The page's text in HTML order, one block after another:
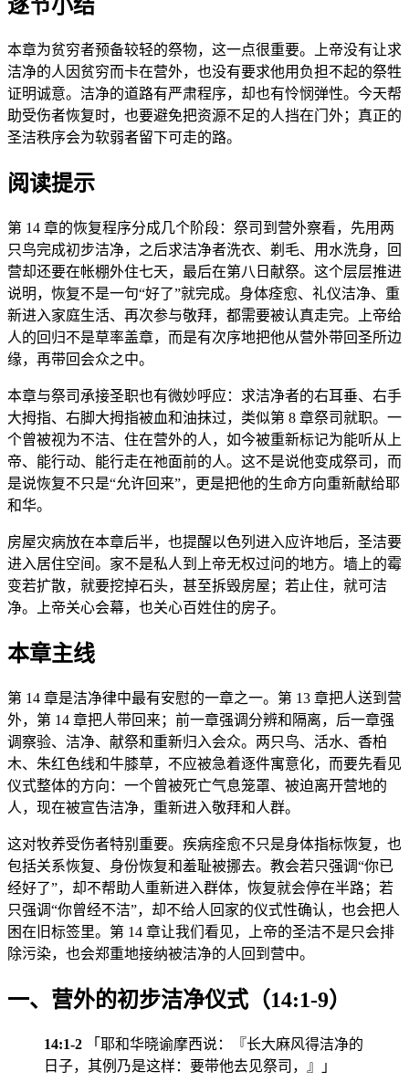
逐节小结
本章为贫穷者预备较轻的祭物，这一点很重要。上帝没有让求
洁净的人因贫穷而卡在营外，也没有要求他用负担不起的祭牲
证明诚意。洁净的道路有严肃程序，却也有怜悯弹性。今天帮
助受伤者恢复时，也要避免把资源不足的人挡在门外；真正的
圣洁秩序会为软弱者留下可走的路。
阅读提示
第 14 章的恢复程序分成几个阶段：祭司到营外察看，先用两
只鸟完成初步洁净，之后求洁净者洗衣、剃毛、用水洗身，回
营却还要在帐棚外住七天，最后在第八日献祭。这个层层推进
说明，恢复不是一句“好了”就完成。身体痊愈、礼仪洁净、重
新进入家庭生活、再次参与敬拜，都需要被认真走完。上帝给
人的回归不是草率盖章，而是有次序地把他从营外带回圣所边
缘，再带回会众之中。
本章与祭司承接圣职也有微妙呼应：求洁净者的右耳垂、右手
大拇指、右脚大拇指被血和油抹过，类似第 8 章祭司就职。一
个曾被视为不洁、住在营外的人，如今被重新标记为能听从上
帝、能行动、能行走在祂面前的人。这不是说他变成祭司，而
是说恢复不只是“允许回来”，更是把他的生命方向重新献给耶
和华。
房屋灾病放在本章后半，也提醒以色列进入应许地后，圣洁要
进入居住空间。家不是私人到上帝无权过问的地方。墙上的霉
变若扩散，就要挖掉石头，甚至拆毁房屋；若止住，就可洁
净。上帝关心会幕，也关心百姓住的房子。
本章主线
第 14 章是洁净律中最有安慰的一章之一。第 13 章把人送到营
外，第 14 章把人带回来；前一章强调分辨和隔离，后一章强
调察验、洁净、献祭和重新归入会众。两只鸟、活水、香柏
木、朱红色线和牛膝草，不应被急着逐件寓意化，而要先看见
仪式整体的方向：一个曾被死亡气息笼罩、被迫离开营地的
人，现在被宣告洁净，重新进入敬拜和人群。
这对牧养受伤者特别重要。疾病痊愈不只是身体指标恢复，也
包括关系恢复、身份恢复和羞耻被挪去。教会若只强调“你已
经好了”，却不帮助人重新进入群体，恢复就会停在半路；若
只强调“你曾经不洁”，却不给人回家的仪式性确认，也会把人
困在旧标签里。第 14 章让我们看见，上帝的圣洁不是只会排
除污染，也会郑重地接纳被洁净的人回到营中。
一、营外的初步洁净仪式（14:1-9）
14:1-2 「耶和华晓谕摩西说：『长大麻风得洁净的
日子，其例乃是这样：要带他去见祭司，』」